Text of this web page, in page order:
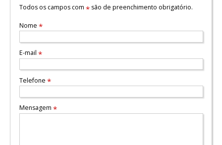
Todos os campos com *são de preenchimento obrigatório.
Nome *
E-mail *
Telefone *
Mensagem *